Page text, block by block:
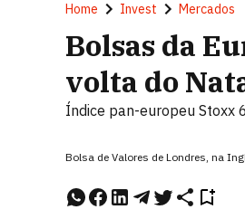
Home Invest Mercados
Bolsas da
volta do
Índice pan-europeu Stoxx
Bolsa de Valores de Londres, na